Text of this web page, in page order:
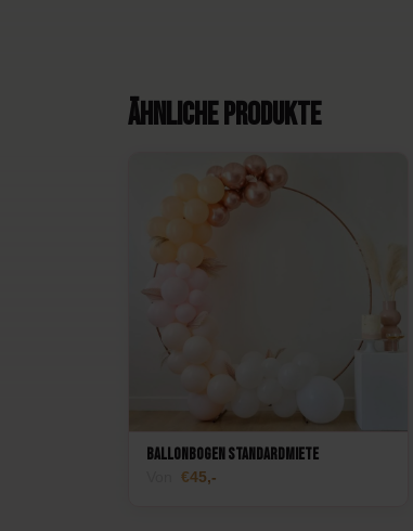
Ähnliche Produkte
Ballonbogen Standardmiete
45,-